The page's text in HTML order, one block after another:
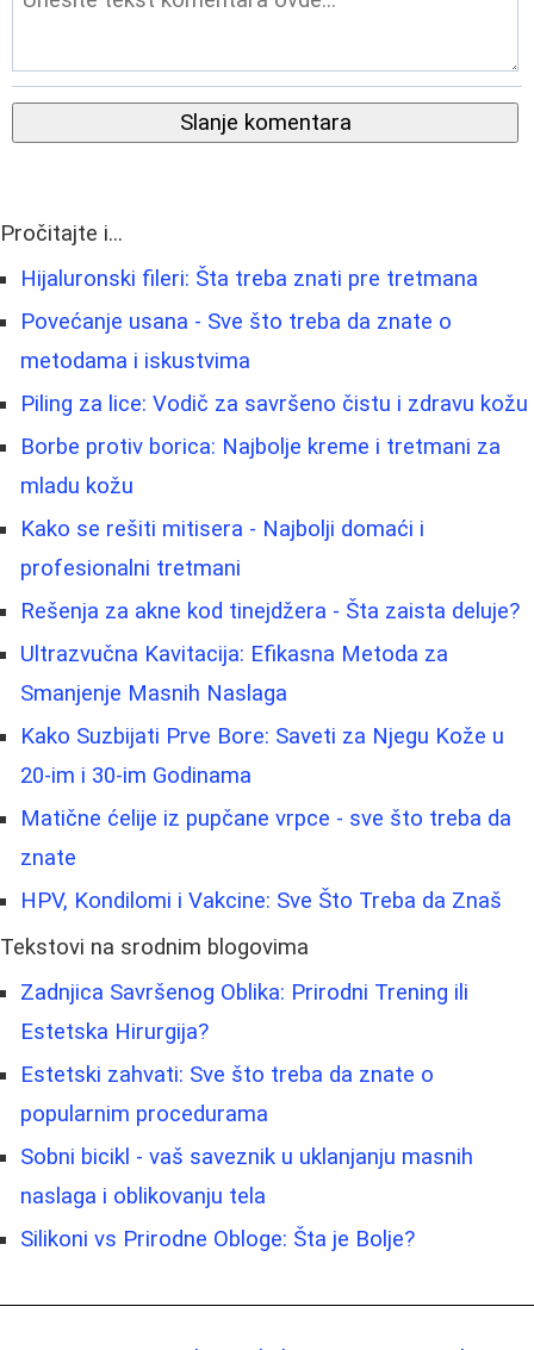
Slanje komentara
Pročitajte i...
Hijaluronski fileri: Šta treba znati pre tretmana
Povećanje usana - Sve što treba da znate o
metodama i iskustvima
Piling za lice: Vodič za savršeno čistu i zdravu kožu
Borbe protiv borica: Najbolje kreme i tretmani za
mladu kožu
Kako se rešiti mitisera - Najbolji domaći i
profesionalni tretmani
Rešenja za akne kod tinejdžera - Šta zaista deluje?
Ultrazvučna Kavitacija: Efikasna Metoda za
Smanjenje Masnih Naslaga
Kako Suzbijati Prve Bore: Saveti za Njegu Kože u
20-im i 30-im Godinama
Matične ćelije iz pupčane vrpce - sve što treba da
znate
HPV, Kondilomi i Vakcine: Sve Što Treba da Znaš
Tekstovi na srodnim blogovima
Zadnjica Savršenog Oblika: Prirodni Trening ili
Estetska Hirurgija?
Estetski zahvati: Sve što treba da znate o
popularnim procedurama
Sobni bicikl - vaš saveznik u uklanjanju masnih
naslaga i oblikovanju tela
Silikoni vs Prirodne Obloge: Šta je Bolje?